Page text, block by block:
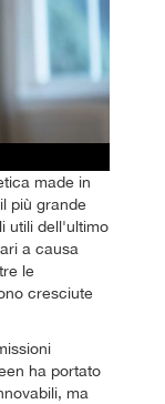
made in
più grande
utili dell'ultimo
a causa
le
cresciute
ha portato
ma